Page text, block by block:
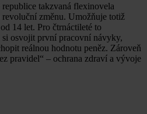
takzvaná flexinovela
změnu. Umožňuje totiž
14 let. Pro čtrnáctileté to
si osvojit první pracovní návyky,
reálnou hodnotu peněz. Zároveň
pravidel“ – ochrana zdraví a vývoje